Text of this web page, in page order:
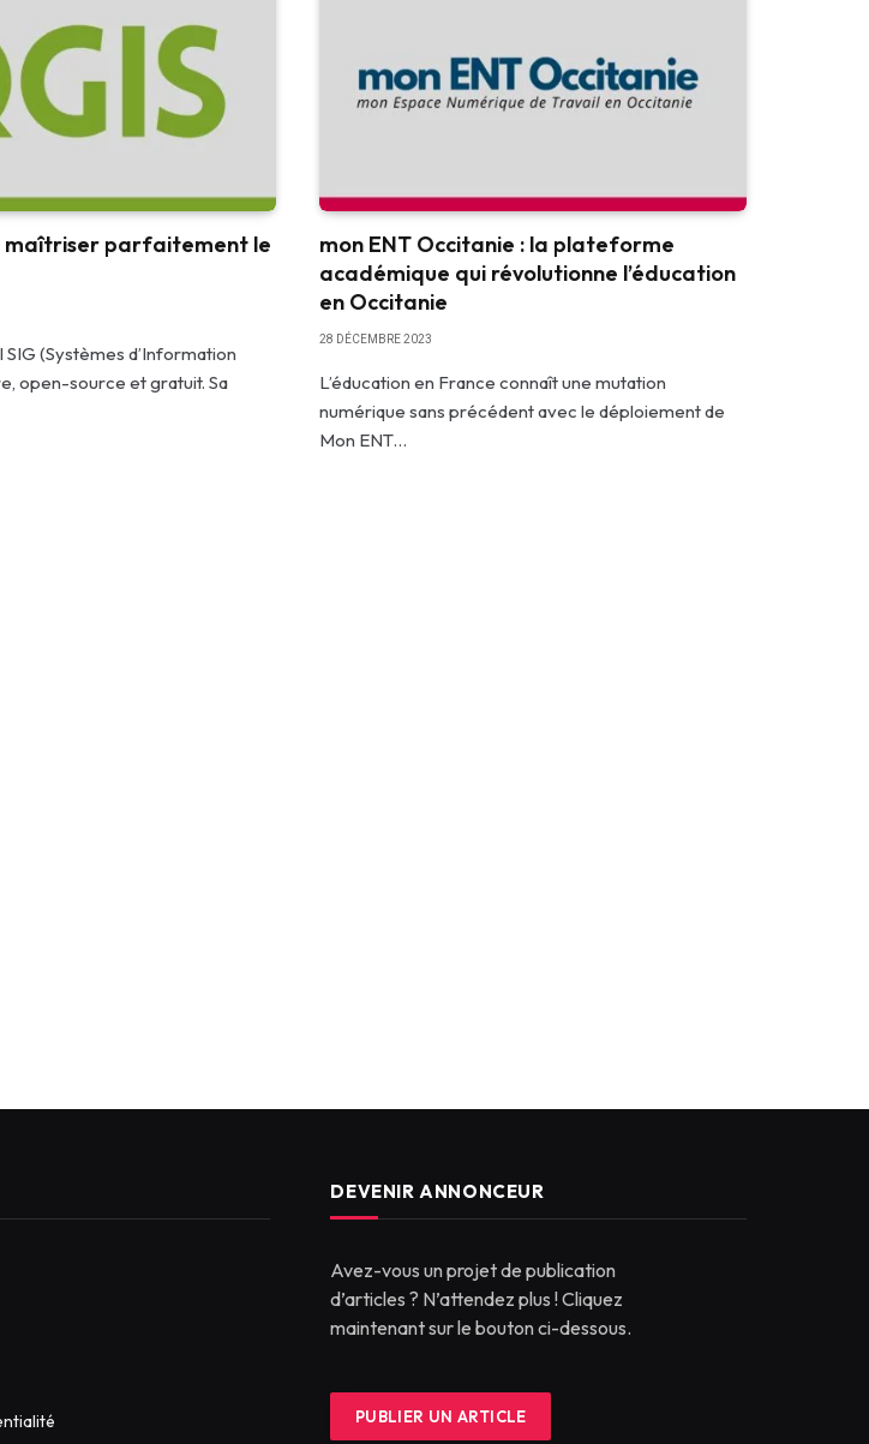
maîtriser parfaitement le
(Systèmes d’Information
open-source et gratuit. Sa
mon ENT Occitanie : la plateforme
académique qui révolutionne l’éducation
en Occitanie
28 DÉCEMBRE 2023
L’éducation en France connaît une mutation
numérique sans précédent avec le déploiement de
Mon ENT…
DEVENIR ANNONCEUR
Avez-vous un projet de publication
d’articles ? N’attendez plus ! Cliquez
maintenant sur le bouton ci-dessous.
PUBLIER UN ARTICLE